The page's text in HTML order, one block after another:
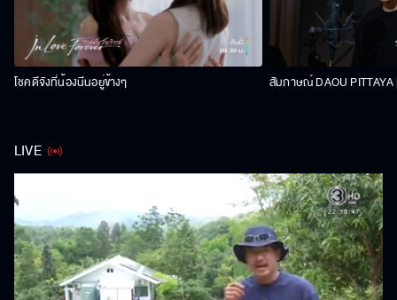
โชคดีจังที่น้องนีนอยู่ข้างๆ สัมภาษณ์ DAOU PITTAYA
LIVE